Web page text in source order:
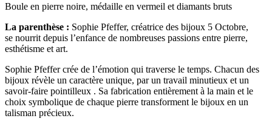
Boule en pierre noire, médaille en vermeil et diamants bruts
La parenthèse : Sophie Pfeffer, créatrice des bijoux 5 Octobre,
se nourrit depuis l’enfance de nombreuses passions entre pierre,
esthétisme et art.
Sophie Pfeffer crée de l’émotion qui traverse le temps. Chacun des
bijoux révèle un caractère unique, par un travail minutieux et un
savoir-faire pointilleux . Sa fabrication entièrement à la main et le
choix symbolique de chaque pierre transforment le bijoux en un
talisman précieux.